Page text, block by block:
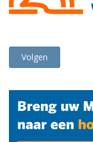
Volgen